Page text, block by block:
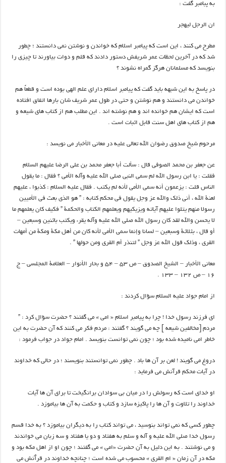
به پبامبر گفت :
ان الرجل ليهجر
مطرح مي كنند ، اين است كه پيامبر اسلام كه خواندن و نوشتن نمي دانستند ؛ چطور
شد كه در آخرين لحظات عمر شريفش دستور دادند كه قلم و دوات بياورند تا چيزي را
بنويسد كه مسلمانان هرگز گمراه نشوند ؟
در پاسخ به اين شبهه بايد گفت كه پيامبر اسلام داراي علم الهي بوده است و قطعاً هم
خواندن مي دانستند و هم نوشتن و حتي در طول عمر شريف شان بارها اتفاق افتاده
است كه ايشان هم خوانده اند و هم نوشته اند . اين مطلب هم از كتاب هاي شيعه و
هم از كتاب هاي اهل سنت قابل اثبات است .
مرحوم شيخ صدوق رضوان الله تعالي عليه در معاني الأخبار مي نويسد :
عن جعفر بن محمد الصوفي قال : سألت أبا جعفر محمد بن علي الرضا عليهم السلام
فقلت : يا ابن رسول الله لم سمي النبي صلي الله عليه وآله الأمي ؟ فقال : ما يقول
الناس قلت : يزعمون أنه سمي الأمي لأنه لم يكتب . فقال عليه السلام : كذبوا ، عليهم
لعنة الله ، أني ذلك والله عز وجل يقول في محكم كتابه : ” هو الذي بعث في الأميين
رسولا منهم يتلوا عليهم آياته ويزيكيهم ويعلمهم الكتاب والحكمة ” فكيف كان يعلمهم ما
لا يحسن والله لقد كان رسول الله صلي الله عليه وآله يقرء ويكتب باثنين وسبعين –
أو قال ، بثلاثة وسبعين – لسانا وإنما سمي الأمي لأنه كان من أهل مكة ومكة من أمهات
القري ، وذلك قول الله عز وجل ” لتنذر أم القري ومن حولها ” .
معاني الأخبار – الشيخ الصدوق – ص ۵۳ – ۵۴ و بحار الأنوار – العلامة المجلسي – ج
۱۶ – ص ۱۳۲ – ۱۳۳ .
از امام جواد عليه السلام سؤال كردند :
اي فرزند رسول خدا ! چرا به پيامبر اسلام « امي » مي گفتند ؟ حضرت سؤال كرد : ”
مردم [مخالفين شيعه ] چه مي گويند ؟ گفتند : مردم فكر مي كنند كه آن حضرت به اين
خاطر امي ناميده شده بود ؛ چون نمي توانست بنويسد . امام جواد در جواب فرمود :
دروغ مي گويند ! لعن بر آن ها باد . چطور نمي توانستند بنويسند ؛ در حالي كه خداوند
در آيات محكم قرآنش مي فرمايد :
او خداي است كه رسولش را در ميان بي سوادان برانگيخت تا براي آن ها آيات
خداوند را تلاوت و آن ها را پاكيزه سازد و كتاب و حكمت به آن ها بياموزد .
چطور كسي كه نمي تواند بنوسيد ، مي تواند كتاب را به ديگران بياموزد ؟ به خدا قسم
رسول خدا صلي الله عليه و آله و سلم به هفتاد و دو يا هفتاد و سه زبان مي خواندند
و مي نوشتند . به اين دليل به آن حضرت «امي » مي گفتند ؛ چون او از اهل مكه بود و
مكه در آن زمان « ام القري » محسوب مي شده است ؛ چنانچه خداوند در قرآّنش مي